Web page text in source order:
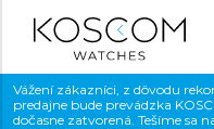
Vážení zákazníci, z dôvodu
predajne bude prevádzka
dočasne zatvorená. Tešíme sa